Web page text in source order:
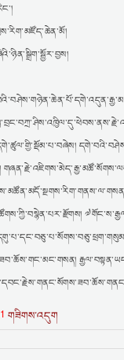
གཟིགས་འདུག